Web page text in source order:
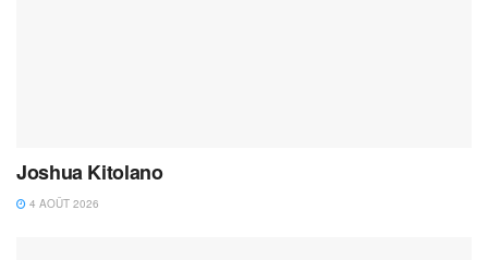
Joshua Kitolano
4 AOÛT 2026